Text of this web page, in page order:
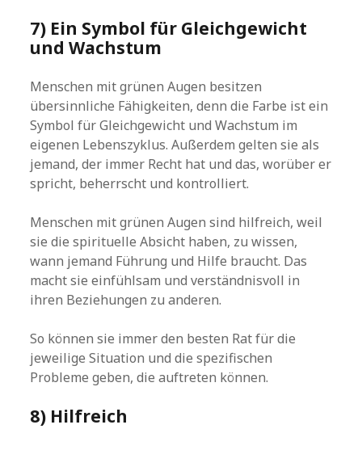
7) Ein Symbol für Gleichgewicht
und Wachstum
Menschen mit grünen Augen besitzen
übersinnliche Fähigkeiten, denn die Farbe ist ein
Symbol für Gleichgewicht und Wachstum im
eigenen Lebenszyklus. Außerdem gelten sie als
jemand, der immer Recht hat und das, worüber er
spricht, beherrscht und kontrolliert.
Menschen mit grünen Augen sind hilfreich, weil
sie die spirituelle Absicht haben, zu wissen,
wann jemand Führung und Hilfe braucht. Das
macht sie einfühlsam und verständnisvoll in
ihren Beziehungen zu anderen.
So können sie immer den besten Rat für die
jeweilige Situation und die spezifischen
Probleme geben, die auftreten können.
8) Hilfreich